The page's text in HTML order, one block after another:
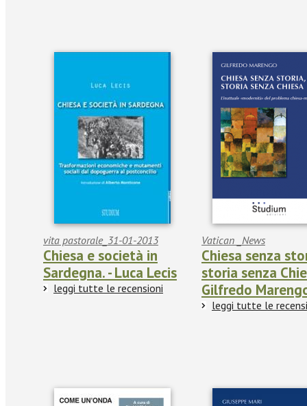
vita pastorale_31-01-2013
Chiesa e società in
Sardegna. - Luca Lecis
leggi tutte le recensioni
Vatican _News
Chiesa senza
storia senza
Gilfredo
leggi tutte le